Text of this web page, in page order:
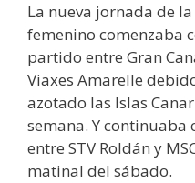
La nueva jornada de
femenino comenzaba
partido entre Gran
Viaxes Amarelle
azotado las Islas
semana. Y
entre STV Roldán y
matinal del sábado.